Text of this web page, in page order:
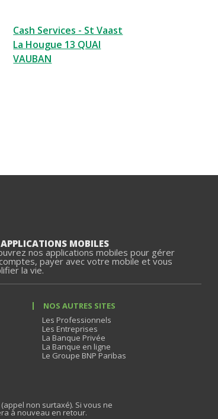
Cash Services - St Vaast
La Hougue 13 QUAI
VAUBAN
APPLICATIONS MOBILES
nos applications mobiles pour gérer
payer avec votre mobile et vous
la vie.
NOS AUTRES SITES
Les Professionnels
Les Entreprises
La Banque Privée
La Banque en ligne
Le Groupe BNP Paribas
non surtaxé). Si vous ne
à nouveau en retour.